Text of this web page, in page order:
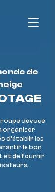
de
dévoué
organiser
d'établir les
le bon
et de fournir